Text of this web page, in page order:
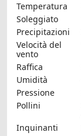
Temperatura
Soleggiato
Precipitazioni
Velocità del
vento
Raffica
Umidità
Pressione
Pollini
Inquinanti